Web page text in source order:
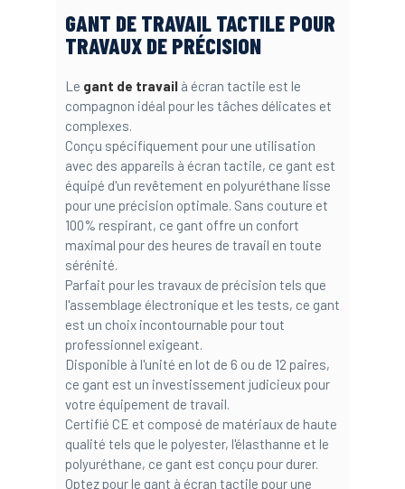
GANT DE TRAVAIL TACTILE POUR
TRAVAUX DE PRÉCISION
Le gant de travailà écran tactile est le
compagnon idéal pour les tâches délicates et
complexes.
Conçu spécifiquement pour une utilisation
avec des appareils à écran tactile, ce gant est
équipé d'un revêtement en polyuréthane lisse
pour une précision optimale. Sans couture et
100% respirant, ce gant offre un confort
maximal pour des heures de travail en toute
sérénité.
Parfait pour les travaux de précision tels que
l'assemblage électronique et les tests, ce gant
est un choix incontournable pour tout
professionnel exigeant.
Disponible à l'unité en lot de 6 ou de 12 paires,
ce gant est un investissement judicieux pour
votre équipement de travail.
Certifié CE et composé de matériaux de haute
qualité tels que le polyester, l'élasthanne et le
polyuréthane, ce gant est conçu pour durer.
Optez pour le gant à écran tactile pour une